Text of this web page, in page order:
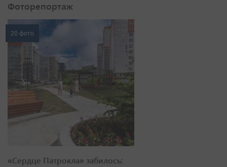
Фоторепортаж
20 фото
«Сердце Патрокла» забилось: